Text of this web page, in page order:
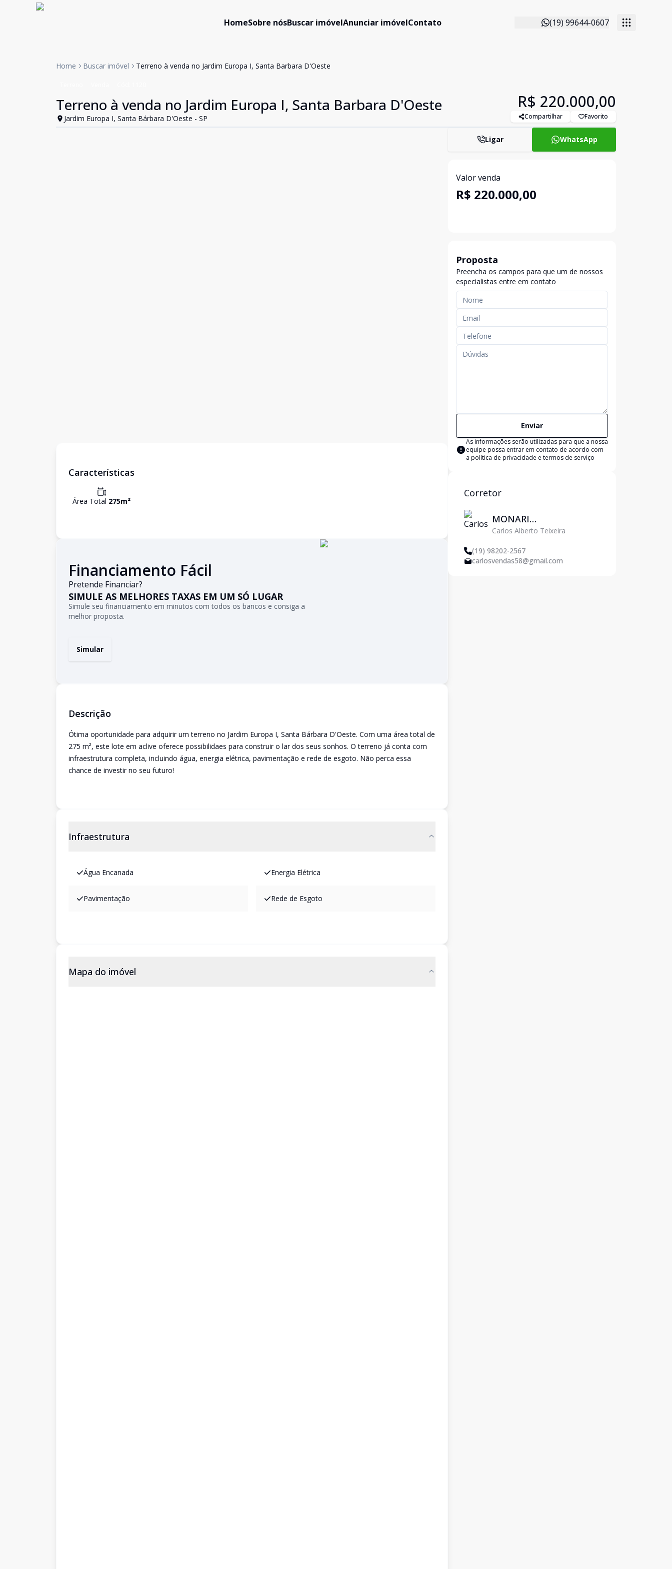
HomeSobre nósBuscar imóvelAnunciar imóvelContato (19) 99644-0607
Home Buscar imóvel Terreno à venda no Jardim Europa I, Santa Barbara D'Oeste
Terreno à venda no Jardim Europa I, Santa Barbara D'Oeste
Jardim Europa I, Santa Bárbara D'Oeste - SP
R$ 220.000,00
Compartilhar Favorito
Características
Área Total 275m²
Financiamento Fácil
Pretende Financiar?
SIMULE AS MELHORES TAXAS EM UM SÓ LUGAR
Simule seu financiamento em minutos com todos os bancos e consiga a
melhor proposta.
Simular
Descrição
Ótima oportunidade para adquirir um terreno no Jardim Europa I, Santa Bárbara D'Oeste. Com uma área total de
275 m², este lote em aclive oferece possibilidaes para construir o lar dos seus sonhos. O terreno já conta com
infraestrutura completa, incluindo água, energia elétrica, pavimentação e rede de esgoto. Não perca essa
chance de investir no seu futuro!
Infraestrutura
Água Encanada Energia Elétrica
Pavimentação Rede de Esgoto
Mapa do imóvel
Ligar WhatsApp
Valor venda
R$ 220.000,00
Proposta
Preencha os campos para que um de nossos
especialistas entre em contato
Enviar
As informações serão utilizadas para que a nossa
equipe possa entrar em contato de acordo com
a política de privacidade e termos de serviço
Corretor
MONARI
EMPREENDIMENTOS
IMOBILIARIOS LTDA
Carlos Alberto Teixeira
(19) 98202-2567
carlosvendas58@gmail.com